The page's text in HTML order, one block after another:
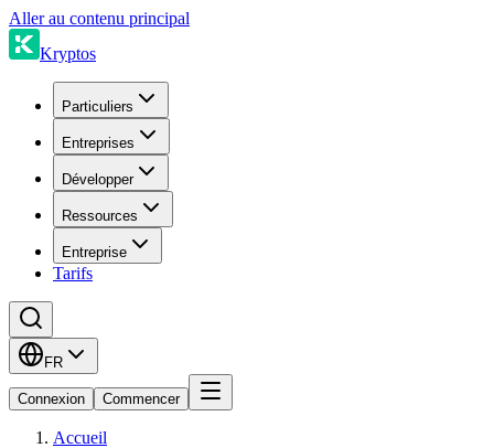
Aller au contenu principal
Kryptos
Particuliers
Entreprises
Développer
Ressources
Entreprise
Tarifs
FR
Connexion Commencer
Accueil